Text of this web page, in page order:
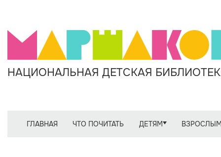
НАЦИОНАЛЬНАЯ ДЕТСКАЯ
ГЛАВНАЯ ЧТО ПОЧИТАТЬ ДЕТЯМ